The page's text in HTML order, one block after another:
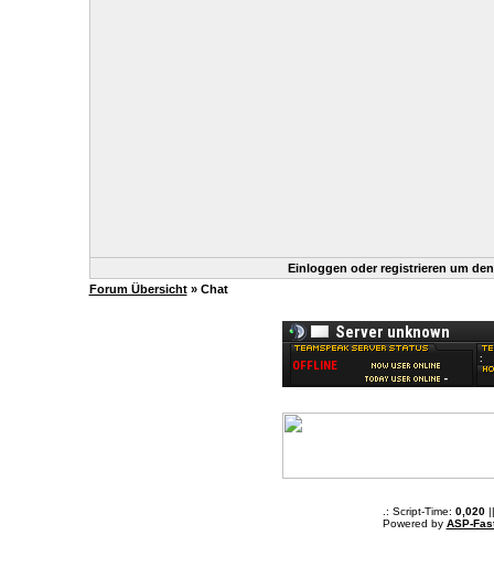
Einloggen oder registrieren um
Forum Übersicht» Chat
.: Script-Time: 0,020||
Powered by ASP-